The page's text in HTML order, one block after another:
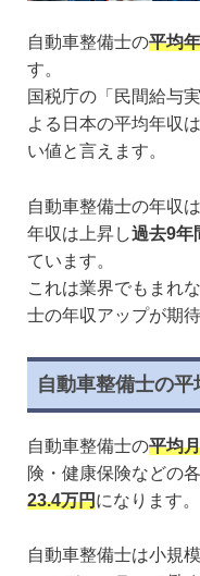
自動車整備士の平均
す。
国税庁の「民間給与
よる日本の平均年収
い値と言えます。
自動車整備士の年収
年収は上昇し過去9年
ています。
これは業界でもまれ
士の年収アップが期待
自動車整備士の平
自動車整備士の平均
険・健康保険などの
23.4万円になります。
自動車整備士は小規